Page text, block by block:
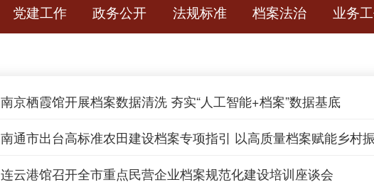
党建工作 政务公开 法规标准 档案法治 业务
南京栖霞馆开展档案数据清洗 夯实“人工智能+档案”数据基底
南通市出台高标准农田建设档案专项指引 以高质量档案赋能乡村
连云港馆召开全市重点民营企业档案规范化建设培训座谈会